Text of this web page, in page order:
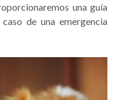
una guía
de una emergencia